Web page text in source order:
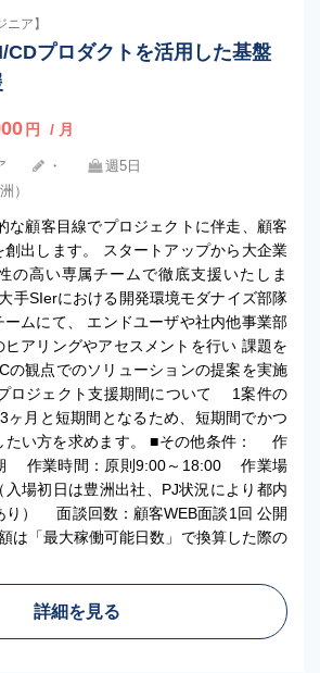
ニア】
CDプロダクトを活用した基盤
円 / 月
・
週5日
）
な顧客目線でプロジェクトに伴走、顧客
創出します。 スタートアップから大企業
の高い専属チームで徹底支援いたしま
手SIerにおける開発環境モダナイズ部隊
ムにて、 エンドユーザや社内他事業部
アリングやアセスメントを行い 課題を
の観点でのソリューションの提案を実施
ロジェクト支援期間について 1案件の
ヶ月と短期間となるため、短期間でかつ
たい方を求めます。 ■その他条件： 作
作業時間：原則9:00～18:00 作業場
入場初日は豊洲出社、PJ状況により都内
り） 面談回数：顧客WEB面談1回 公開
は「最大稼働可能日数」で換算した際の
詳細を見る